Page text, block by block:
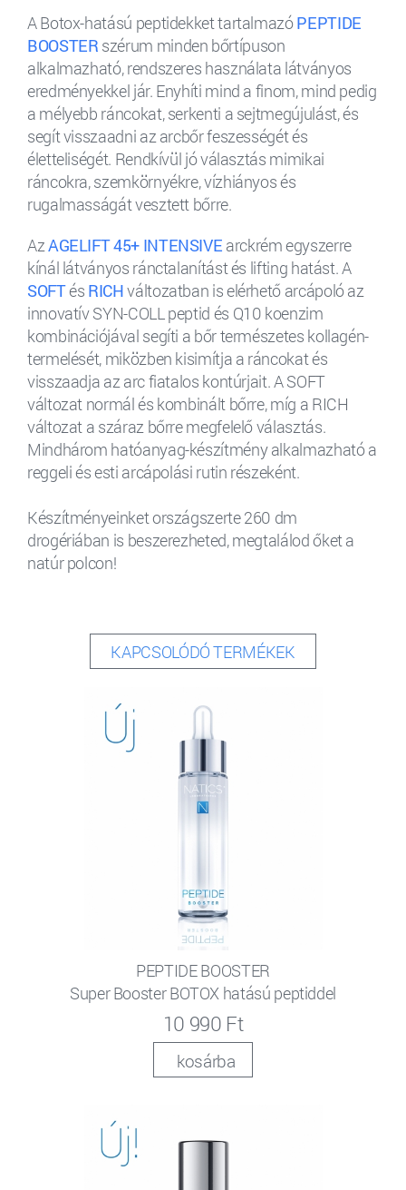
A Botox-hatású peptidekket tartalmazóPEPTIDE
BOOSTER szérum minden bőrtípuson
alkalmazható, rendszeres használata látványos
eredményekkel jár. Enyhíti mind a finom, mind pedig
a mélyebb ráncokat, serkenti a sejtmegújulást, és
segít visszaadni az arcbőr feszességét és
életteliségét. Rendkívül jó választás mimikai
ráncokra, szemkörnyékre, vízhiányos és
rugalmasságát vesztett bőrre.
AzAGELIFT 45+ INTENSIVE arckrém egyszerre
kínál látványos ránctalanítást és lifting hatást. A
SOFTés RICHváltozatban is elérhető arcápoló az
innovatív SYN-COLL peptid és Q10 koenzim
kombinációjával segíti a bőr természetes kollagén-
termelését, miközben kisimítja a ráncokat és
visszaadja az arc fiatalos kontúrjait. A SOFT
változat normál és kombinált bőrre, míg a RICH
változat a száraz bőrre megfelelő választás.
Mindhárom hatóanyag-készítmény alkalmazható a
reggeli és esti arcápolási rutin részeként.
Készítményeinket országszerte 260 dm
drogériában is beszerezheted, megtalálod őket a
natúr polcon!
KAPCSOLÓDÓ TERMÉKEK
PEPTIDE BOOSTER
Super Booster BOTOX hatású peptiddel
10 990 Ft
kosárba